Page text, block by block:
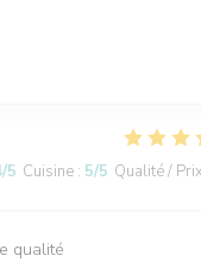
/5 Cuisine : 5/5 Qualité / Prix
qualité